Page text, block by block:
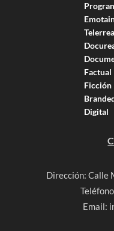
Factual
Ficción
Digital
Dirección: Calle
Email: